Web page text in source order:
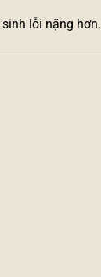
lỗi nặng hơn.